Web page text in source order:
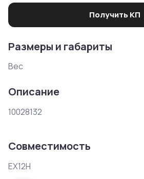
Получить КП
Размеры и габариты
Вес
Описание
10028132
Совместимость
EX12H